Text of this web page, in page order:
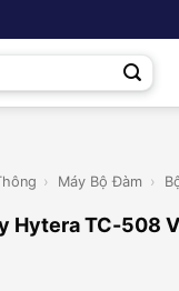
› Máy Bộ Đàm ›
Hytera TC-508